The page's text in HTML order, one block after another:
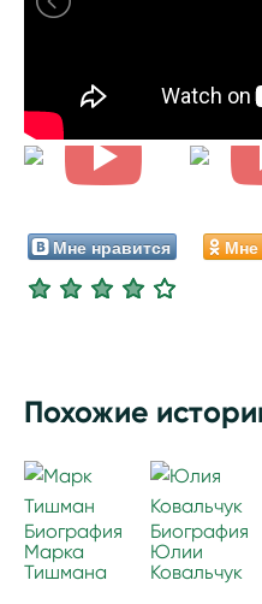
Мне нравится Мне
Похожие
Биография
Марка
Тишмана
Биография
Юлии
Ковальчук